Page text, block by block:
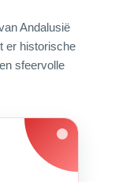
Andalusië
er historische
sfeervolle